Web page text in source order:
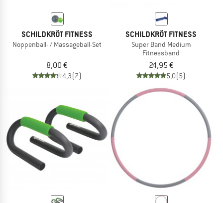
SCHILDKRÖT FITNESS
Noppenball- / Massageball-Set
8,00 €
4,3(7)
SCHILDKRÖT FITNESS
Super Band Medium
Fitnessband
24,95 €
5,0(5)